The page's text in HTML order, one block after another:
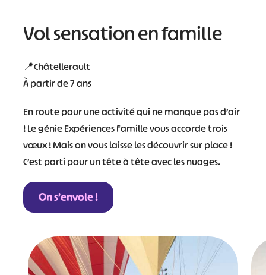
Vol sensation en famille
📍Châtellerault
À partir de 7 ans
En route pour une activité qui ne manque pas d’air
! Le génie Expériences Famille vous accorde trois
vœux ! Mais on vous laisse les découvrir sur place !
C’est parti pour un tête à tête avec les nuages.
On s’envole !